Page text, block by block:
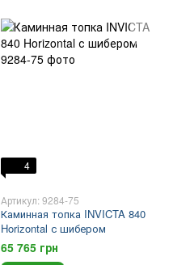
4
Артикул: 9284-75
Каминная топка INVICTA 840
Horizontal с шибером
65 765 грн